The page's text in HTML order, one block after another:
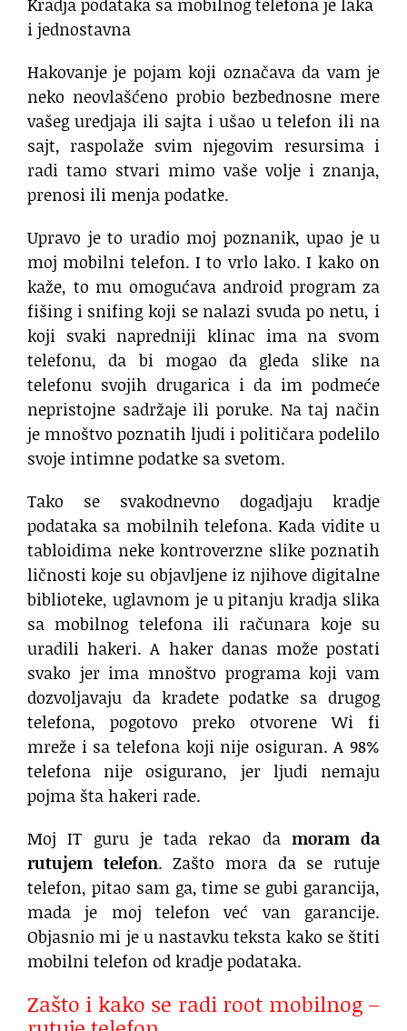
i jednostavna
Hakovanje je pojam koji označava da vam je
neko neovlašćeno probio bezbednosne mere
vašeg uredjaja ili sajta i ušao u telefon ili na
sajt, raspolaže svim njegovim resursima i
radi tamo stvari mimo vaše volje i znanja,
prenosi ili menja podatke.
Upravo je to uradio moj poznanik, upao je u
moj mobilni telefon. I to vrlo lako. I kako on
kaže, to mu omogućava android program za
fišing i snifing koji se nalazi svuda po netu, i
koji svaki napredniji klinac ima na svom
telefonu, da bi mogao da gleda slike na
telefonu svojih drugarica i da im podmeće
nepristojne sadržaje ili poruke. Na taj način
je mnoštvo poznatih ljudi i političara podelilo
svoje intimne podatke sa svetom.
Tako se svakodnevno dogadjaju kradje
podataka sa mobilnih telefona. Kada vidite u
tabloidima neke kontroverzne slike poznatih
ličnosti koje su objavljene iz njihove digitalne
biblioteke, uglavnom je u pitanju kradja slika
sa mobilnog telefona ili računara koje su
uradili hakeri. A haker danas može postati
svako jer ima mnoštvo programa koji vam
dozvoljavaju da kradete podatke sa drugog
telefona, pogotovo preko otvorene Wi fi
mreže i sa telefona koji nije osiguran. A 98%
telefona nije osigurano, jer ljudi nemaju
pojma šta hakeri rade.
Moj IT guru je tada rekao damoram da
rutujem telefon. Zašto mora da se rutuje
telefon, pitao sam ga, time se gubi garancija,
mada je moj telefon već van garancije.
Objasnio mi je u nastavku teksta kako se štiti
mobilni telefon od kradje podataka.
Zašto i kako se radi root mobilnog –